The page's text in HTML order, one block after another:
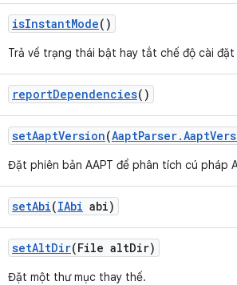
isInstantMode()
Trả về trạng thái bật hay tắt chế độ cài
reportDependencies()
setAaptVersion(AaptParser.Aapt
Đặt phiên bản AAPT để phân tích cú pháp
setAbi(IAbi abi)
setAltDir(File altDir)
Đặt một thư mục thay thế.